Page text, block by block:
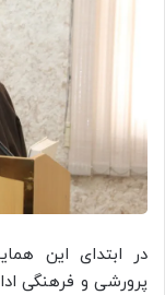
در ابتدای این
پرورشی و فرهنگی